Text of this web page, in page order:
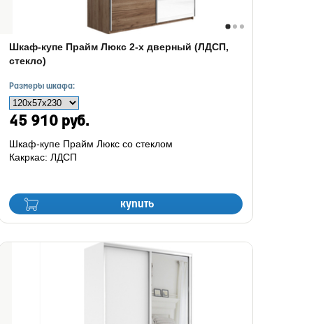
Шкаф-купе Прайм Люкс 2-х дверный (ЛДСП,
стекло)
Размеры шкафа:
45 910 руб.
купить
Шкаф-купе Прайм Люкс со стеклом
Какркас: ЛДСП